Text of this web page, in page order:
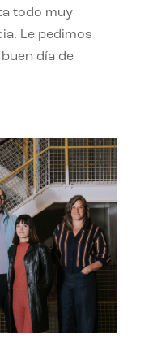
todo muy
Le pedimos
día de